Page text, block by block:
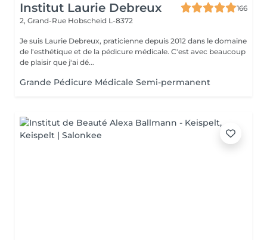
Institut Laurie Debreux
166
2, Grand-Rue Hobscheid L-8372
Je suis Laurie Debreux, praticienne depuis 2012 dans le domaine
de l'esthétique et de la pédicure médicale. C'est avec beaucoup
de plaisir que j'ai dé...
Grande Pédicure Médicale Semi-permanent